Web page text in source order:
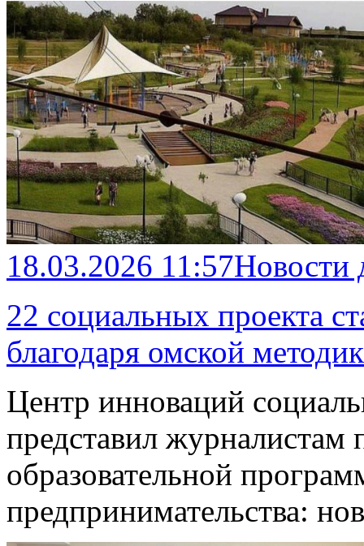
18.03.2026 11:57
22 социальных проекта
благодаря омской
Центр инноваций
представил журналистам
образовательной
предпринимательства: